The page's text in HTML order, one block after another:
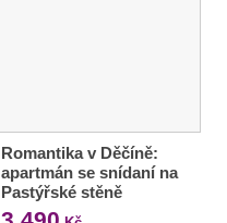
Romantika v Děčíně:
apartmán se snídaní na
Pastýřské stěně